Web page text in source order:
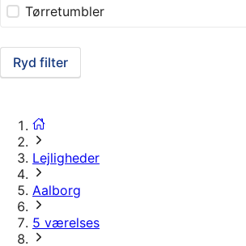
Tørretumbler
Ryd filter
Lejligheder
Aalborg
5 værelses